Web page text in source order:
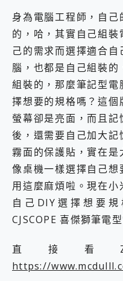
身為電腦工程師，自
的，哈，其實自己組
己的需求而選擇適合
腦，也都是自己組裝
組裝的，那麼筆記型
擇想要的規格嗎？這
螢幕卻是亮面，而且
後，還需要自己加大
霧面的保護貼，實在
像桌機一樣選擇自己
用這麼麻煩啦。現在
自己DIY選擇想要
CJSCOPE 喜傑獅筆電型
直接看
https://